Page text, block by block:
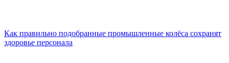
Как правильно подобранные промышленные колёса сохранят
здоровье персонала